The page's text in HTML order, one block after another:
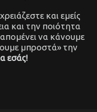
και εμείς
και την ποιότητα
να κάνουμε
μπροστά» την
εσάς!